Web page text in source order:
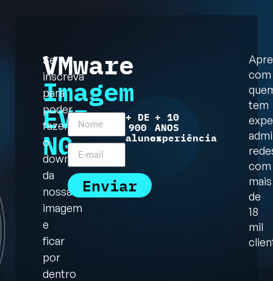
VMware
Imagem
EVE-
NG
Se
inscreva
para
poder
fazer
o
download
da
nossa
imagem
e
ficar
por
dentro
Enviar
+ DE
900
alunos
+ 10
ANOS
experiência
com
tem
com
mais
de
18
mil